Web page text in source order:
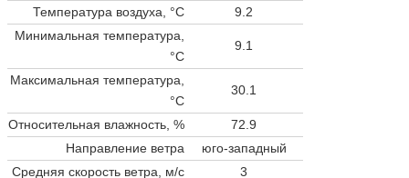
Температура воздуха, °C
9.2
Минимальная температура,
°C
9.1
Максимальная температура,
°C
30.1
Относительная влажность, %
72.9
Направление ветра
юго-западный
Средняя скорость ветра, м/с
3